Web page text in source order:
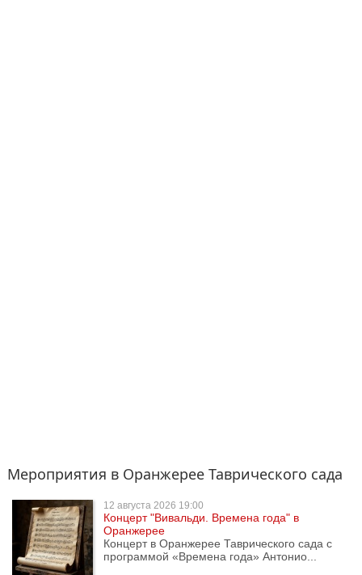
Мероприятия в Оранжерее Таврического сада
12 августа 2026 19:00
Концерт "Вивальди. Времена года" в
Оранжерее
Концерт в Оранжерее Таврического сада с
программой «Времена года» Антонио...